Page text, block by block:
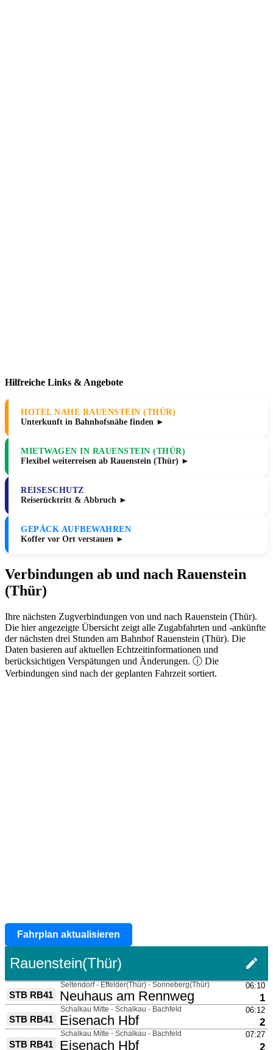
Hilfreiche Links & Angebote
HOTEL NAHE RAUENSTEIN (THÜR)
Unterkunft in Bahnhofsnähe finden ►
MIETWAGEN IN RAUENSTEIN (THÜR)
Flexibel weiterreisen ab Rauenstein (Thür) ►
REISESCHUTZ
Reiserücktritt & Abbruch ►
GEPÄCK AUFBEWAHREN
Koffer vor Ort verstauen ►
Verbindungen ab und nach Rauenstein
(Thür)
Ihre nächsten Zugverbindungen von und nach Rauenstein (Thür).
Die hier angezeigte Übersicht zeigt alle Zugabfahrten und -ankünfte
der nächsten drei Stunden am Bahnhof Rauenstein (Thür). Die
Daten basieren auf aktuellen Echtzeitinformationen und
berücksichtigen Verspätungen und Änderungen. ⓘ Die
Verbindungen sind nach der geplanten Fahrzeit sortiert.
Fahrplan aktualisieren